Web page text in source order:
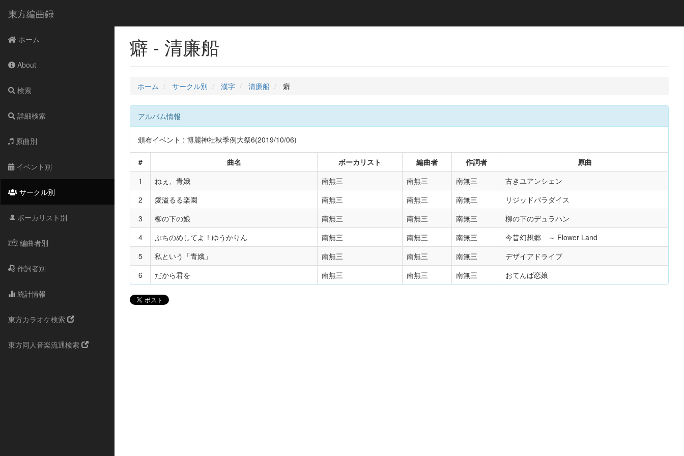
東方編曲録
ホーム
About
検索
詳細検索
原曲別
イベント別
サークル別
ボーカリスト別
編曲者別
作詞者別
統計情報
東方カラオケ検索
東方同人音楽流通検索
癖 - 清廉船
ホーム サークル別 漢字 清廉船 癖
アルバム情報
頒布イベント : 博麗神社秋季例大祭6(2019/10/06)
# 曲名 ボーカリスト 編曲者 作詞者
原曲
1
ねぇ、青娥 南無三 南無三 南無三
古きユアンシェン
2
愛溢るる楽園 南無三 南無三 南無三
リジッドパラダイス
3
柳の下の娘 南無三 南無三 南無三
柳の下のデュラハン
4
ぶちのめしてよ！ゆうかりん 南無三 南無三 南無三
今昔幻想郷 ～ Flower Land
5
私という「青娥」 南無三 南無三 南無三
デザイアドライブ
6
だから君を 南無三 南無三 南無三 おてんば恋娘